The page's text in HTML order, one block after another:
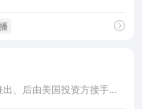
、后由美国投资方接手...